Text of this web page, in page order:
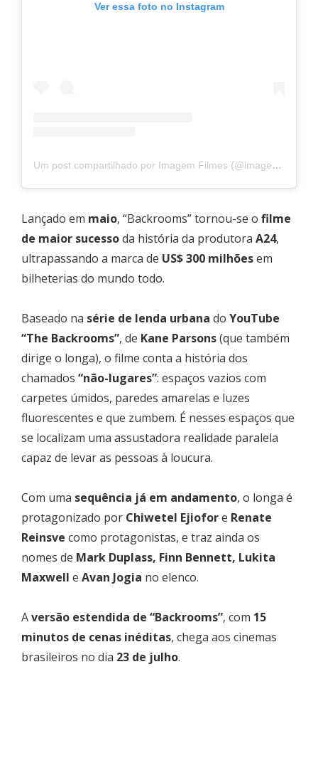
Ver essa foto no Instagram
Um post compartilhado por Imagem Filmes (@imagemfilmes)
Lançado em maio, “Backrooms” tornou-se o filme
de maior sucessoda história da produtora A24,
ultrapassando a marca de US$ 300 milhõesem
bilheterias do mundo todo.
Baseado na série de lenda urbana do YouTube
“The Backrooms”, de Kane Parsons(que também
dirige o longa), o filme conta a história dos
chamados “não-lugares”: espaços vazios com
carpetes úmidos, paredes amarelas e luzes
fluorescentes e que zumbem. É nesses espaços que
se localizam uma assustadora realidade paralela
capaz de levar as pessoas à loucura.
Com uma sequência já em andamento, o longa é
protagonizado por Chiwetel Ejiofore Renate
Reinsve como protagonistas, e traz ainda os
nomes de Mark Duplass, Finn Bennett, Lukita
Maxwell e Avan Jogia no elenco.
Aversão estendida de “Backrooms”, com 15
minutos de cenas inéditas, chega aos cinemas
brasileiros no dia 23 de julho.